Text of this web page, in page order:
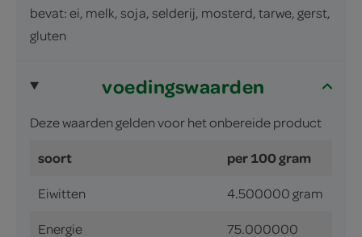
bevat: ei, melk, soja, selderij, mosterd, tarwe, gerst,
gluten
voedingswaarden
Deze waarden gelden voor het onbereide product
soort per 100 gram
Eiwitten 4.500000 gram
Energie 75.000000